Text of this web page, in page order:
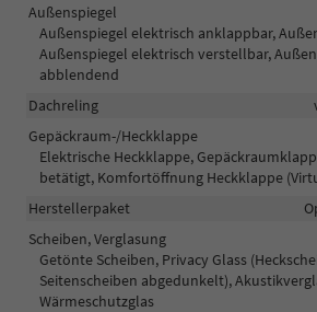
Außenspiegel
Außenspiegel elektrisch anklappbar,
Außenspiegel elektrisch verstellbar,
abblendend
Dachreling
Gepäckraum-/Heckklappe
Elektrische Heckklappe,
betätigt, Komfortöffnung Heckklappe
Herstellerpaket
Scheiben, Verglasung
Getönte Scheiben, Privacy Glass
Seitenscheiben abgedunkelt),
Wärmeschutzglas